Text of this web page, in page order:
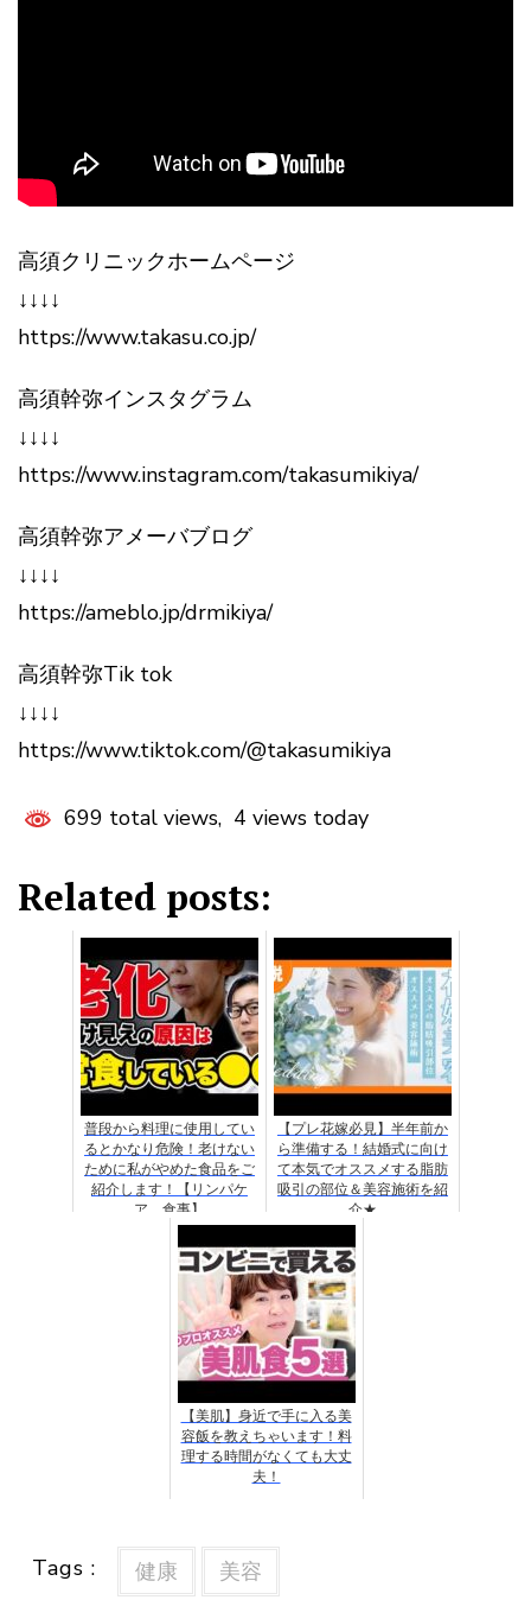
高須クリニックホームページ
↓↓↓↓
https://www.takasu.co.jp/
高須幹弥インスタグラム
↓↓↓↓
https://www.instagram.com/takasumikiya/
高須幹弥アメーバブログ
↓↓↓↓
https://ameblo.jp/drmikiya/
高須幹弥Tik tok
↓↓↓↓
https://www.tiktok.com/@takasumikiya
699 total views, 4 views today
Related posts:
普段から料理に使用してい
るとかなり危険！老けない
ために私がやめた食品をご
紹介します！【リンパケ
ア 食事】
【プレ花嫁必見】半年前か
ら準備する！結婚式に向け
て本気でオススメする脂肪
吸引の部位＆美容施術を紹
介★
【美肌】身近で手に入る美
容飯を教えちゃいます！料
理する時間がなくても大丈
夫！
Tags : 健康 美容